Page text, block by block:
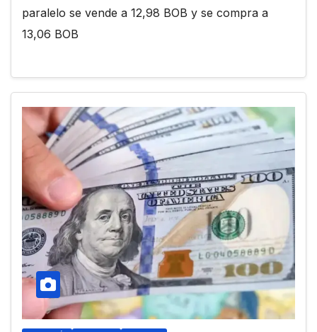
paralelo se vende a 12,98 BOB y se compra a
13,06 BOB